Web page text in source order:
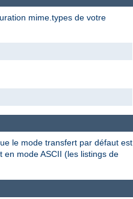
mime.types de votre
le mode transfert par défaut est
en mode ASCII (les listings de